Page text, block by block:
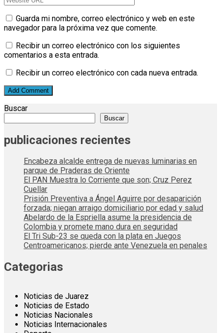
Guarda mi nombre, correo electrónico y web en este
navegador para la próxima vez que comente.
Recibir un correo electrónico con los siguientes
comentarios a esta entrada.
Recibir un correo electrónico con cada nueva entrada.
Buscar
Buscar
publicaciones recientes
Encabeza alcalde entrega de nuevas luminarias en
parque de Praderas de Oriente
El PAN Muestra lo Corriente que son; Cruz Perez
Cuellar
Prisión Preventiva a Ángel Aguirre por desaparición
forzada; niegan arraigo domiciliario por edad y salud
Abelardo de la Espriella asume la presidencia de
Colombia y promete mano dura en seguridad
El Tri Sub-23 se queda con la plata en Juegos
Centroamericanos; pierde ante Venezuela en penales
Categorias
Noticias de Juarez
Noticias de Estado
Noticias Nacionales
Noticias Internacionales